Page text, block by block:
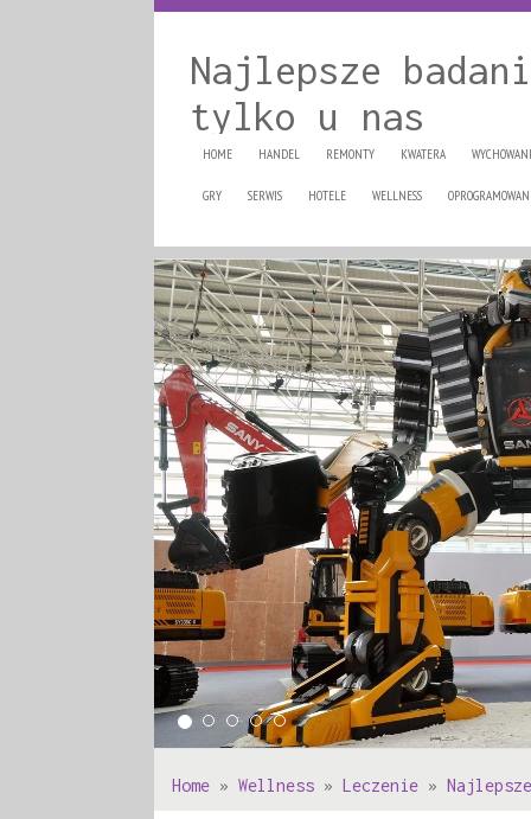
Najlepsze
tylko u nas
HOME HANDEL REMONTY KWATERA
GRY SERWIS HOTELE WELLNESS
Home » Wellness » Leczenie »